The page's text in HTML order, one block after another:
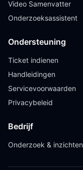
Video Samenvatter
Onderzoeksassistent
Ondersteuning
Ticket indienen
Handleidingen
Servicevoorwaarden
Privacybeleid
Bedrijf
Onderzoek & inzichten